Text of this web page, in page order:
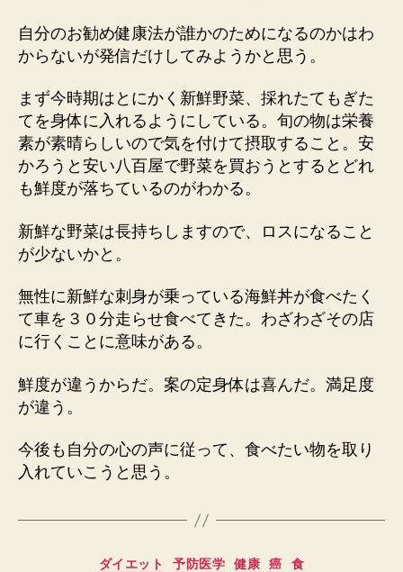
自分のお勧め健康法が誰かのためになるのかはわ
からないが発信だけしてみようかと思う。
まず今時期はとにかく新鮮野菜、採れたてもぎた
てを身体に入れるようにしている。旬の物は栄養
素が素晴らしいので気を付けて摂取すること。安
かろうと安い八百屋で野菜を買おうとするとどれ
も鮮度が落ちているのがわかる。
新鮮な野菜は長持ちしますので、ロスになること
が少ないかと。
無性に新鮮な刺身が乗っている海鮮丼が食べたく
て車を３０分走らせ食べてきた。わざわざその店
に行くことに意味がある。
鮮度が違うからだ。案の定身体は喜んだ。満足度
が違う。
今後も自分の心の声に従って、食べたい物を取り
入れていこうと思う。
カ
ダイエット 予防医学 健康 癌 食